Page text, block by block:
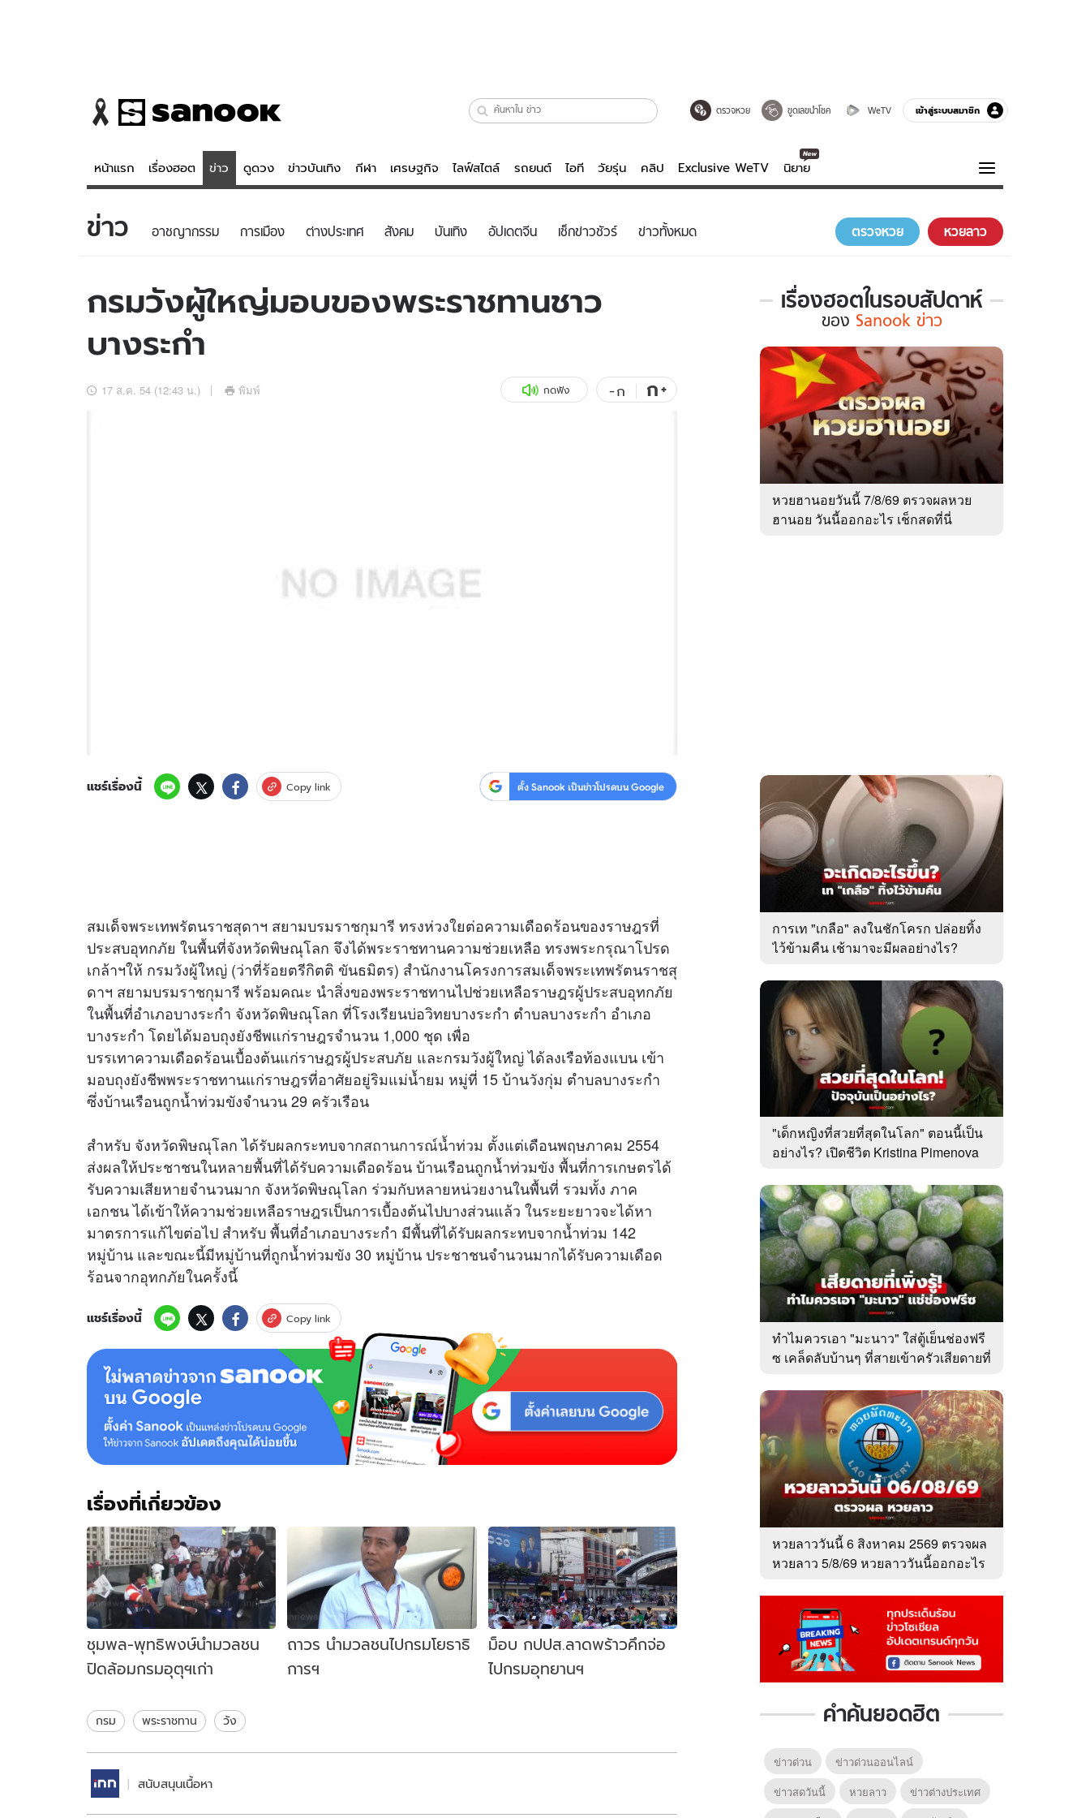
ตรวจหวย ขูดเลขนำโชค WeTV เข้าสู่ระบบสมาชิก
หน้าแรก เรื่องฮอต ข่าว ดูดวง ข่าวบันเทิง กีฬา เศรษฐกิจ ไลฟ์สไตล์ รถยนต์ ไอที วัยรุ่น คลิป Exclusive WeTV นิยาย
ข่าว
ข่าวบันเทิง
ข่าวกีฬา
ข่าวเศรษฐกิจ
อัปเดตจีน
ดูดวง - ตรวจหวย
สถิติหวยไทย
ไลฟ์สไตล์
วัยรุ่น
สุขภาพ
บันเทิงครบรส
ดูทีวี
ความรู้รอบตัว
ฮาวทู
ข่าว อาชญากรรม การเมือง ต่างประเทศ สังคม บันเทิง อัปเดตจีน เช็กข่าวชัวร์ ข่าวทั้งหมด ตรวจหวย หวยลาว
กรมวังผู้ใหญ่มอบของพระราชทานชาว
บางระกำ
17 ส.ค. 54 (12:43 น.) พิมพ์ กดฟัง -ก ก+
แชร์เรื่องนี้ Copy link ตั้ง Sanook เป็นข่าวโปรดบน Google
สมเด็จพระเทพรัตนราชสุดาฯ สยามบรมราชกุมารี ทรงห่วงใยต่อความเดือดร้อนของราษฎรที่
ประสบอุทกภัย ในพื้นที่จังหวัดพิษณุโลก จึงได้พระราชทานความช่วยเหลือ ทรงพระกรุณาโปรด
เกล้าฯให้ กรมวังผู้ใหญ่ (ว่าที่ร้อยตรีกิตติ ขันธมิตร) สำนักงานโครงการสมเด็จพระเทพรัตนราชสุ
ดาฯ สยามบรมราชกุมารี พร้อมคณะ นำสิ่งของพระราชทานไปช่วยเหลือราษฎรผู้ประสบอุทกภัย
ในพื้นที่อำเภอบางระกำ จังหวัดพิษณุโลก ที่โรงเรียนบ่อวิทยบางระกำ ตำบลบางระกำ อำเภอ
บางระกำ โดยได้มอบถุงยังชีพแก่ราษฎรจำนวน 1,000 ชุด เพื่อ
บรรเทาความเดือดร้อนเบื้องต้นแก่ราษฎรผู้ประสบภัย และกรมวังผู้ใหญ่ ได้ลงเรือท้องแบน เข้า
มอบถุงยังชีพพระราชทานแก่ราษฎรที่อาศัยอยู่ริมแม่น้ำยม หมู่ที่ 15 บ้านวังกุ่ม ตำบลบางระกำ
ซึ่งบ้านเรือนถูกน้ำท่วมขังจำนวน 29 ครัวเรือน
สำหรับ จังหวัดพิษณุโลก ได้รับผลกระทบจากสถานการณ์น้ำท่วม ตั้งแต่เดือนพฤษภาคม 2554
ส่งผลให้ประชาชนในหลายพื้นที่ได้รับความเดือดร้อน บ้านเรือนถูกน้ำท่วมขัง พื้นที่การเกษตรได้
รับความเสียหายจำนวนมาก จังหวัดพิษณุโลก ร่วมกับหลายหน่วยงานในพื้นที่ รวมทั้ง ภาค
เอกชน ได้เข้าให้ความช่วยเหลือราษฎรเป็นการเบื้องต้นไปบางส่วนแล้ว ในระยะยาวจะได้หา
มาตรการแก้ไขต่อไป สำหรับ พื้นที่อำเภอบางระกำ มีพื้นที่ได้รับผลกระทบจากน้ำท่วม 142
หมู่บ้าน และขณะนี้มีหมู่บ้านที่ถูกน้ำท่วมขัง 30 หมู่บ้าน ประชาชนจำนวนมากได้รับความเดือด
ร้อนจากอุทกภัยในครั้งนี้
แชร์เรื่องนี้ Copy link
เรื่องที่เกี่ยวข้อง
ชุมพล-พุทธิพงษ์นำมวลชน
ปิดล้อมกรมอุตุฯเก่า
ถาวร นำมวลชนไปกรมโยธาธิ
การฯ
ม็อบ กปปส.ลาดพร้าวคึกจ่อ
ไปกรมอุทยานฯ
กรม พระราชทาน วัง
สนับสนุนเนื้อหา
เรื่องฮอตในรอบสัปดาห์
เรื่อง
ใน
รอบ
สัปดาห์
Sanook
ข่าว
ของ Sanook ข่าว
หวยฮานอยวันนี้ 7/8/69 ตรวจผลหวย
ฮานอย วันนี้ออกอะไร เช็กสดที่นี่
การเท "เกลือ" ลงในชักโครก ปล่อยทิ้ง
ไว้ข้ามคืน เช้ามาจะมีผลอย่างไร?
"เด็กหญิงที่สวยที่สุดในโลก" ตอนนี้เป็น
อย่างไร? เปิดชีวิต Kristina Pimenova
ทำไมควรเอา "มะนาว" ใส่ตู้เย็นช่องฟรี
ซ เคล็ดลับบ้านๆ ที่สายเข้าครัวเสียดายที่
หวยลาววันนี้ 6 สิงหาคม 2569 ตรวจผล
หวยลาว 5/8/69 หวยลาววันนี้ออกอะไร
คำค้นยอดฮิต
ข่าวด่วน
ข่าวด่วนออนไลน์
ข่าวสดวันนี้
หวยลาว
ข่าวต่างประเทศ